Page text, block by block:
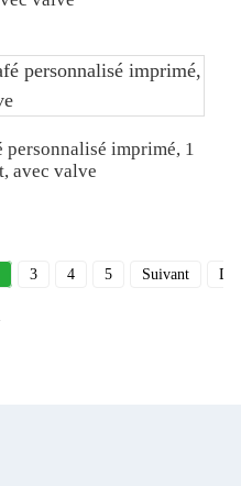
personnalisé imprimé, 1
avec valve
3 4 5 Suivant